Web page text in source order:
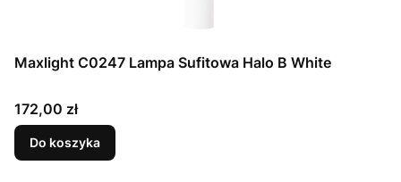
Maxlight C0247 Lampa Sufitowa Halo B White
Cena
172,00 zł
Do koszyka